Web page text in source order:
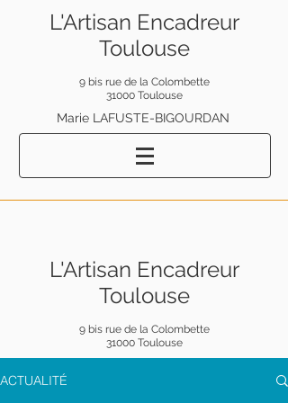
L'Artisan Encadreur
Toulouse
9 bis rue de la Colombette
31000 Toulouse
Marie LAFUSTE-BIGOURDAN
L'Artisan Encadreur
Toulouse
9 bis rue de la Colombette
31000 Toulouse
ACTUALITÉ